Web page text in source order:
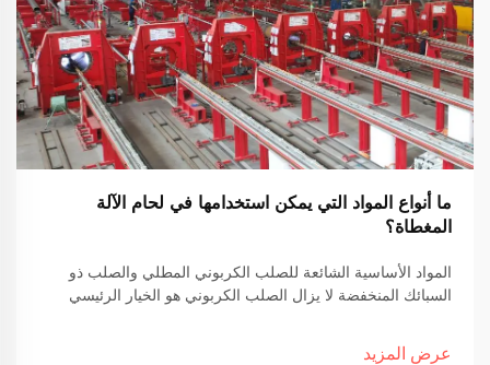
ما أنواع المواد التي يمكن استخدامها في لحام الآلة
المغطاة؟
المواد الأساسية الشائعة للصلب الكربوني المطلي والصلب ذو
السبائك المنخفضة لا يزال الصلب الكربوني هو الخيار الرئيسي
الأسباب الرئيسية؟ إنه أرخص من البدائل و يعمل بشكل جيد في...
عرض المزيد